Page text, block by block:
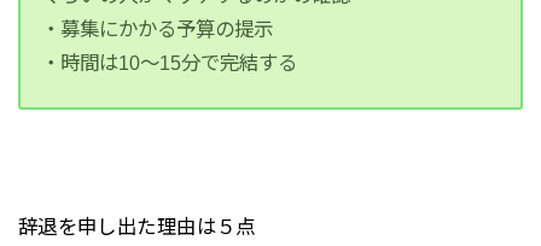
・募集にかかる予算の提示
・時間は10～15分で完結する
辞退を申し出た理由は５点